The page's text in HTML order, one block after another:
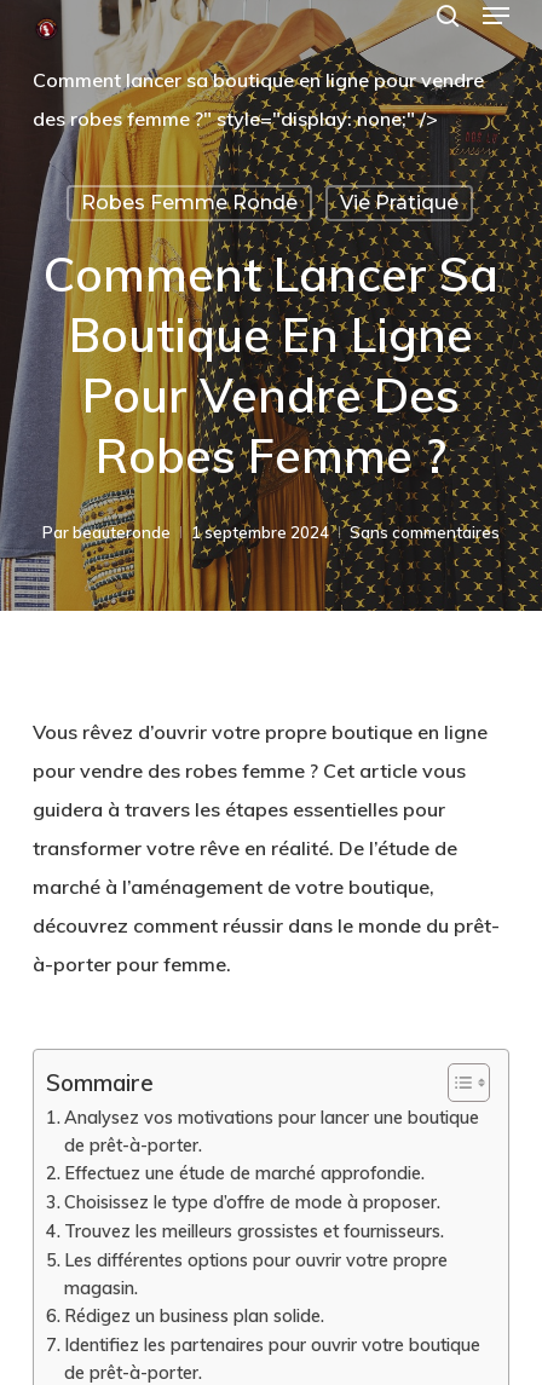
Skip
content
search
Comment lancer sa boutique en ligne pour vendre
des robes femme ?" style="display: none;" />
Robes Femme Ronde Vie Pratique
Comment Lancer Sa
Boutique En Ligne
Pour Vendre Des
Robes Femme ?
Parbeauteronde 1 septembre 2024 Sans commentaires
Vous rêvez d’ouvrir votre propre boutique en ligne
pour vendre des robes femme ? Cet article vous
guidera à travers les étapes essentielles pour
transformer votre rêve en réalité. De l’étude de
marché à l’aménagement de votre boutique,
découvrez comment réussir dans le monde du prêt-
à-porter pour femme.
Sommaire
Analysez vos motivations pour lancer une boutique
de prêt-à-porter.
Effectuez une étude de marché approfondie.
Choisissez le type d’offre de mode à proposer.
Trouvez les meilleurs grossistes et fournisseurs.
Les différentes options pour ouvrir votre propre
magasin.
Rédigez un business plan solide.
Identifiez les partenaires pour ouvrir votre boutique
de prêt-à-porter.
Close
Menu